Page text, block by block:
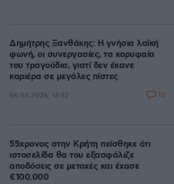
Δημήτρης Ξανθάκης: Η γνήσια λαϊκή
φωνή, οι συνεργασίες, τα κορυφαία
του τραγούδια, γιατί δεν έκανε
καριέρα σε μεγάλες πίστες
06.08.2026, 16:32 18
55χρονος στην Κρήτη πείσθηκε ότι
ιστοσελίδα θα του εξασφάλιζε
αποδόσεις σε μετοχές και έχασε
€100.000